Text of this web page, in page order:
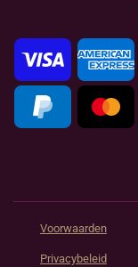
Voorwaarden
Privacybeleid